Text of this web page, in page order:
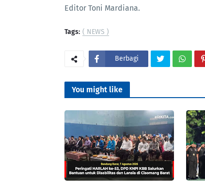
Editor Toni Mardiana.
Tags: ( NEWS )
Berbagi
You might like